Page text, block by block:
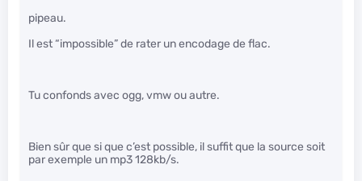
pipeau.
Il est “impossible” de rater un encodage de flac.
Tu confonds avec ogg, vmw ou autre.
Bien sûr que si que c’est possible, il suffit que la source soit
par exemple un mp3 128kb/s.